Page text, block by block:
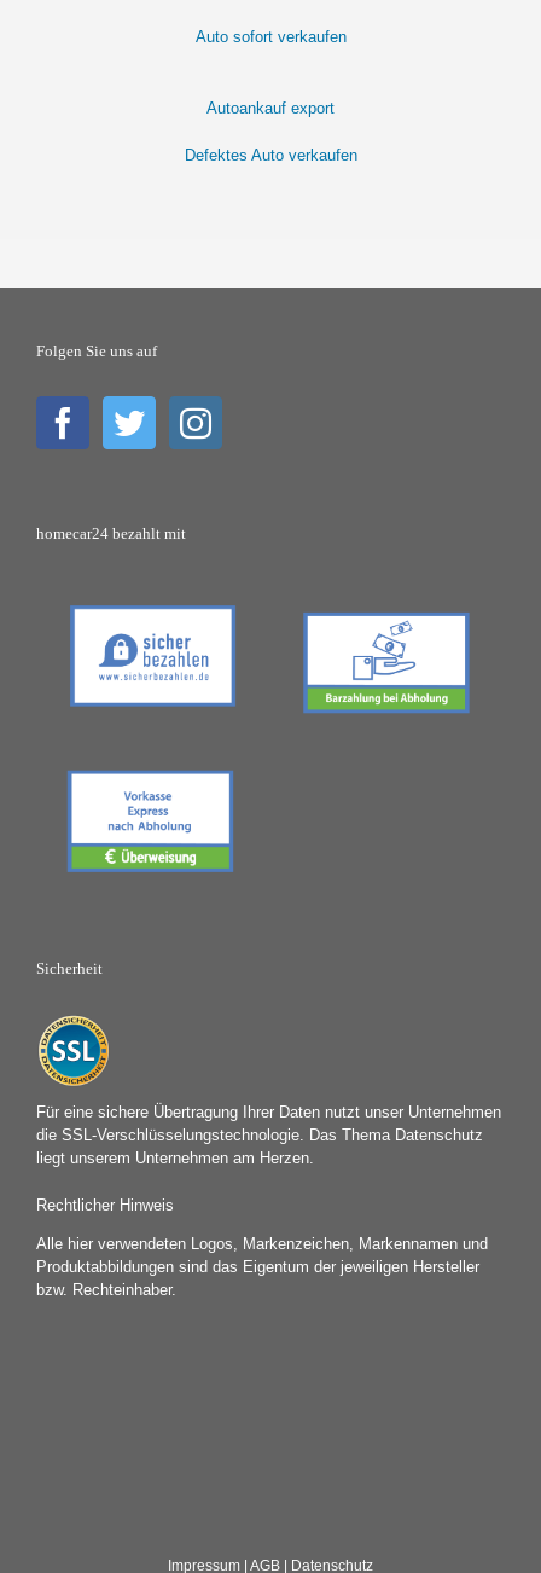
Auto sofort verkaufen
Autoankauf export
Defektes Auto verkaufen
Folgen Sie uns auf
homecar24 bezahlt mit
Sicherheit
Für eine sichere Übertragung Ihrer Daten nutzt unser Unternehmen
die SSL-Verschlüsselungstechnologie. Das Thema Datenschutz
liegt unserem Unternehmen am Herzen.
Rechtlicher Hinweis
Alle hier verwendeten Logos, Markenzeichen, Markennamen und
Produktabbildungen sind das Eigentum der jeweiligen Hersteller
bzw. Rechteinhaber.
Impressum AGB Datenschutz